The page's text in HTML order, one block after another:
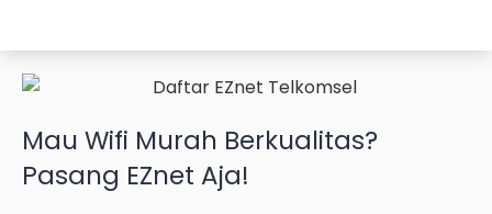
Mau Wifi Murah Berkualitas?
Pasang EZnet Aja!